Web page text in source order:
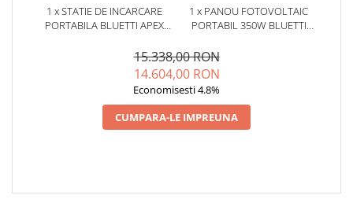
1 x STATIE DE INCARCARE
PORTABILA BLUETTI APEX
BACKUP ACASA
1 x PANOU FOTOVOLTAIC
PORTABIL 350W BLUETTI
MC4, ETFE, EFICIENTA 23.4%,
15.338,00 RON
14.604,00 RON
Economisesti 4.8%
CUMPARA-LE IMPREUNA